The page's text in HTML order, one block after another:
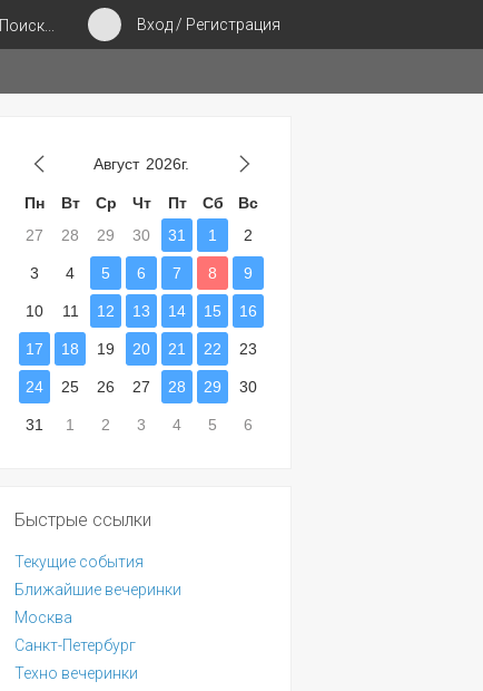
Вход / Регистрация
Поиск...
Август 2026г.
Пн Вт Ср Чт Пт Сб
Вс
27
28 29 30 31 1 2
3 4 5 6 7 8 9
10 11 12 13 14 15 16
17 18 19 20 21 22 23
24 25 26 27 28 29 30
31 1 2 3 4 5 6
Быстрые ссылки
Текущие события
Ближайшие вечеринки
Москва
Санкт-Петербург
Техно вечеринки